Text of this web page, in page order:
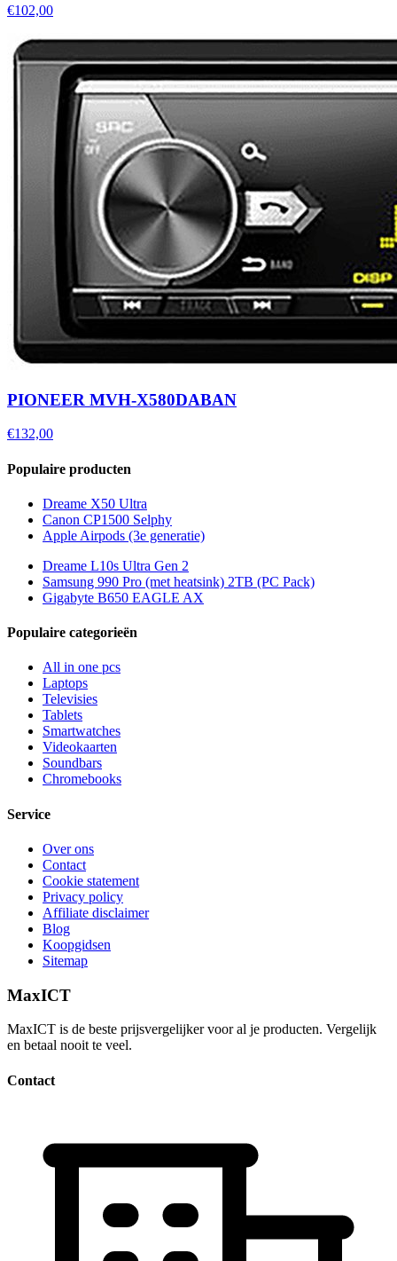
€102,00
PIONEER MVH-X580DABAN
€132,00
Populaire producten
Dreame X50 Ultra
Canon CP1500 Selphy
Apple Airpods (3e generatie)
Dreame L10s Ultra Gen 2
Samsung 990 Pro (met heatsink) 2TB (PC Pack)
Gigabyte B650 EAGLE AX
Populaire categorieën
All in one pcs
Laptops
Televisies
Tablets
Smartwatches
Videokaarten
Soundbars
Chromebooks
Service
Over ons
Contact
Cookie statement
Privacy policy
Affiliate disclaimer
Blog
Koopgidsen
Sitemap
MaxICT
MaxICT is de beste prijsvergelijker voor al je producten. Vergelijk
en betaal nooit te veel.
Contact